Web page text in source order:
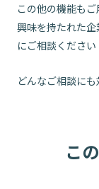
この他の機能も
興味を持たれた
にご相談ください
どんなご相談にも
こ